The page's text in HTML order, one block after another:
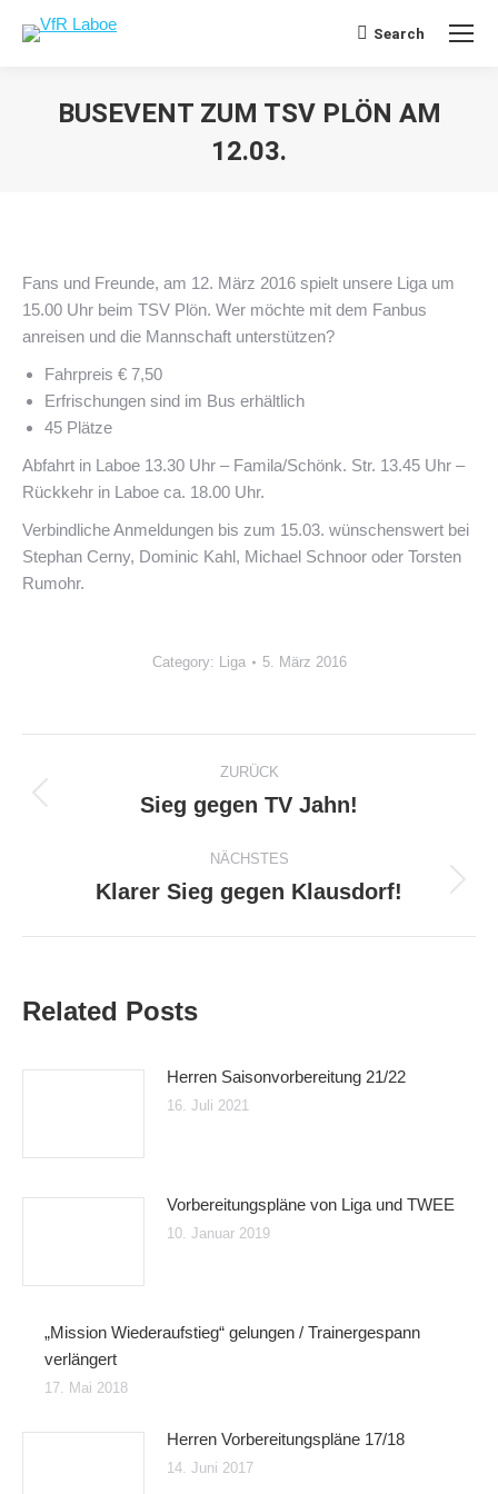
Search:
Search
BUSEVENT ZUM TSV PLÖN AM
12.03.
Fans und Freunde, am 12. März 2016 spielt unsere Liga um
15.00 Uhr beim TSV Plön. Wer möchte mit dem Fanbus
anreisen und die Mannschaft unterstützen?
Fahrpreis € 7,50
Erfrischungen sind im Bus erhältlich
45 Plätze
Abfahrt in Laboe 13.30 Uhr – Famila/Schönk. Str. 13.45 Uhr –
Rückkehr in Laboe ca. 18.00 Uhr.
Verbindliche Anmeldungen bis zum 15.03. wünschenswert bei
Stephan Cerny, Dominic Kahl, Michael Schnoor oder Torsten
Rumohr.
Category: Liga 5. März 2016
Kommentarnavigation
ZURÜCK
Vorheriger
Sieg gegen TV Jahn!
NÄCHSTES
Nächster
Klarer Sieg gegen Klausdorf!
Related Posts
Herren Saisonvorbereitung 21/22
16. Juli 2021
Vorbereitungspläne von Liga und TWEE
10. Januar 2019
„Mission Wiederaufstieg“ gelungen / Trainergespann
verlängert
17. Mai 2018
Herren Vorbereitungspläne 17/18
14. Juni 2017